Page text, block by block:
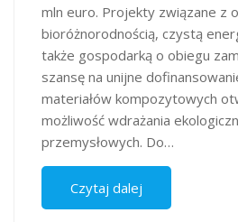
mln euro. Projekty związane z
bioróżnorodnością, czystą
także gospodarką o obiegu
szansę na unijne
materiałów kompozytowych
możliwość wdrażania
przemysłowych. Do…
Czytaj dalej